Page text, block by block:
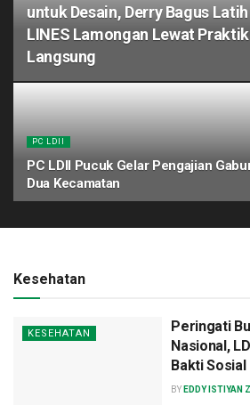
untuk Desain, Derry Bagus
LINES Lamongan Lewat Praktik
Langsung
PC LDII
PC LDII Pucuk Gelar Pengajian
Dua Kecamatan
Kesehatan
KESEHATAN
Peringati
Nasional,
Bakti
BY EDDY ISTIYAN